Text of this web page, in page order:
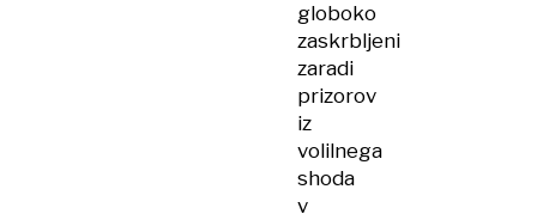
globoko
zaskrbljeni
zaradi
prizorov
iz
volilnega
shoda
v